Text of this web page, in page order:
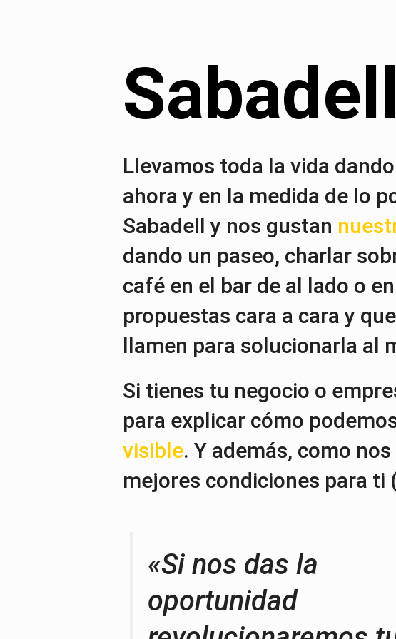
Sabadell
Llevamos toda la vida
ahora y en la medida de lo
Sabadell y nos gustan
dando un paseo, charlar
café en el bar de al lado o
propuestas cara a cara y
llamen para solucionarla al
Si tienes tu negocio o
para explicar cómo
visible. Y además, como
mejores condiciones para ti
«Si nos das la
oportunidad